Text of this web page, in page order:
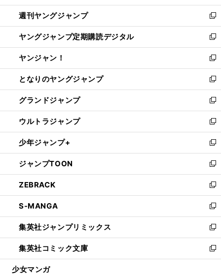
開
く
ウ
で
開
く
ン
ド
ウ
で
開
く
ウ
ィ
ン
ド
ウ
で
開
く
週刊ヤングジャンプ
新
し
い
ウ
ィ
ン
ド
ウ
で
開
く
ヤングジャンプ定期購読デジタル
新
し
い
ウ
ィ
ン
ド
ウ
で
開
く
ヤンジャン！
新
し
い
ウ
ィ
ン
ド
ウ
で
開
く
となりのヤングジャンプ
新
し
い
ウ
ィ
ン
ド
ウ
で
開
く
グランドジャンプ
新
し
い
ウ
ィ
ン
ド
ウ
で
開
く
ウルトラジャンプ
新
し
い
ウ
ィ
ン
ド
ウ
で
開
く
少年ジャンプ+
新
し
い
ウ
ィ
ン
ド
ウ
で
開
く
ジャンプTOON
新
し
い
ウ
ィ
ン
ド
ウ
で
開
ZEBRACK
新
し
い
ウ
ィ
ン
ド
ウ
S-MANGA
新
し
い
ウ
ィ
ン
集英社ジャンプリミックス
新
し
い
ウ
集英社コミック文庫
新
し
少女マンガ